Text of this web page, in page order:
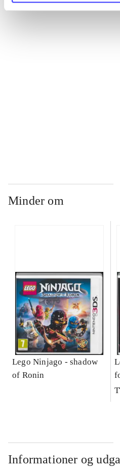
Minder om
Lego Ninjago - shadow
of Ronin
Informationer og